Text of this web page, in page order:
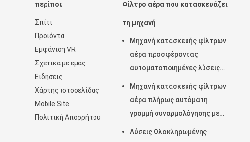
περίπου
Σπίτι
Προϊόντα
Εμφάνιση VR
Σχετικά με εμάς
Ειδήσεις
Χάρτης ιστοσελίδας
Mobile Site
Πολιτική Απορρήτου
Φίλτρο αέρα που κατασκευάζει
τη μηχανή
Μηχανή κατασκευής φίλτρων
αέρα προσφέροντας
αυτοματοποιημένες λύσεις
σάκωσης και νίβωσης για την
παραγωγή και τη συνέπεια
των σακουλών φίλτρου
Μηχανή κατασκευής φίλτρων
αέρα πλήρως αυτόματη
γραμμή συναρμολόγησης με
σύστημα ελέγχου Omron για
Λύσεις Ολοκληρωμένης